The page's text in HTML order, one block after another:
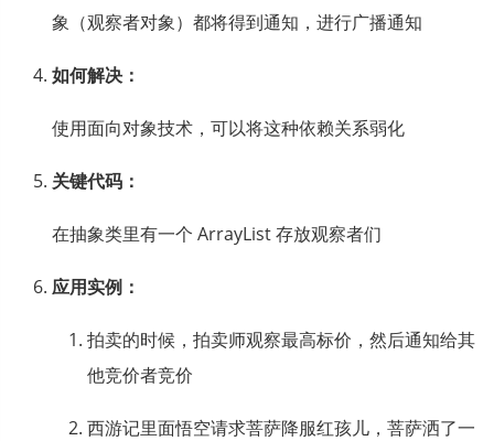
象（观察者对象）都将得到通知，进行广播通知
如何解决：
使用面向对象技术，可以将这种依赖关系弱化
关键代码：
在抽象类里有一个 ArrayList 存放观察者们
应用实例：
拍卖的时候，拍卖师观察最高标价，然后通知给其
他竞价者竞价
西游记里面悟空请求菩萨降服红孩儿，菩萨洒了一